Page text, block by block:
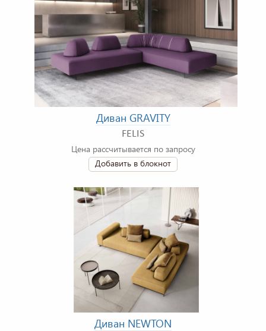
Диван GRAVITY
FELIS
Цена рассчитывается по запросу
Добавить в блокнот
Диван NEWTON